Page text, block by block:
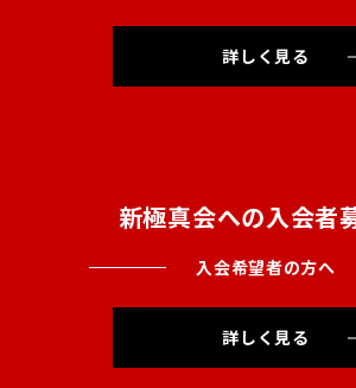
詳しく見る
新極真会への入会者
入会希望者の方へ
詳しく見る